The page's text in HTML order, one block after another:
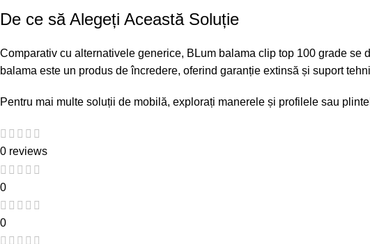
De ce să Alegeți Această Soluție
Comparativ cu alternativele generice, BLum balama clip top 100 grade
balama este un produs de încredere, oferind garanție extinsă și suport
Pentru mai multe soluții de mobilă, explorați manerele și profilele sau
0 reviews
0
0